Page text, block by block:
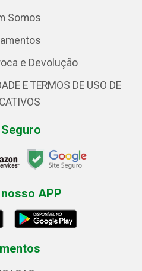
Somos
e Devolução
E TERMOS DE USO DE
APP